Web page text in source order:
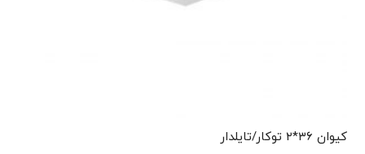
کیوان ۳۶*۲ توکار/تایلدار